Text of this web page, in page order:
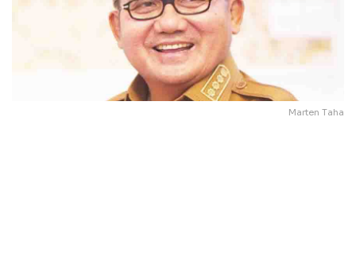
Marten Taha